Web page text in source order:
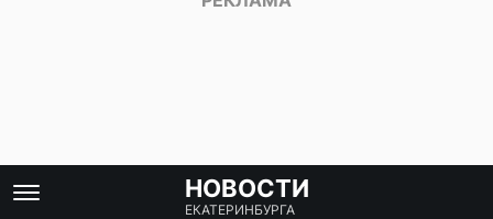
НОВОСТИ
ЕКАТЕРИНБУРГА